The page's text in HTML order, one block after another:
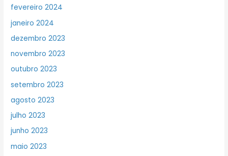
fevereiro 2024
janeiro 2024
dezembro 2023
novembro 2023
outubro 2023
setembro 2023
agosto 2023
julho 2023
junho 2023
maio 2023